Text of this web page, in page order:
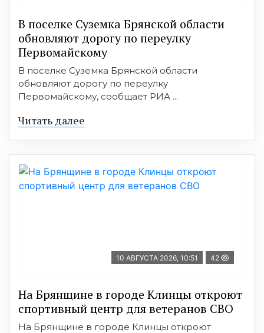
В поселке Суземка Брянской области
обновляют дорогу по переулку
Первомайскому
В поселке Суземка Брянской области
обновляют дорогу по переулку
Первомайскому, сообщает РИА ...
Читать далее
10 АВГУСТА 2026, 10:51 42
На Брянщине в городе Клинцы откроют
спортивный центр для ветеранов СВО
На Брянщине в городе Клинцы откроют